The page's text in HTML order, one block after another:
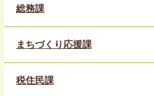
総務課
まちづくり応援課
税住民課